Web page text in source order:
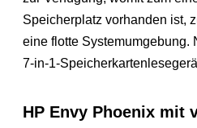
Speicherplatz vorhanden ist,
eine flotte Systemumgebung.
7-in-1-
HP Envy Phoenix mit